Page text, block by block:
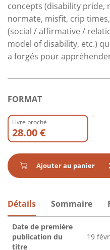
concepts (disability pride,
normate, misfit, crip
(social / affirmative /
model of disability, etc.)
a forgés pour
FORMAT
Livre broché
28.00 €
Ajouter au panier
Détails Sommaire
Date de première
publication du
titre
19